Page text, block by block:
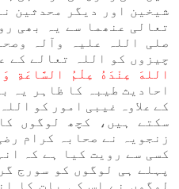
شیخین اور دیگر محدثین
تعالی عنھما سے یہ بھی
صلی اللہ علیہ وآلہ
چیزوں کو اللہ تعالے کے
اللهَ عِنْدَهُ عِلْمُ السَّاعَةِ
احادیث طیبہ کا ظاہر یہ
کے علاوہ غیبی امور کو
سکتے ہیں، کچھ لوگوں
زنجویہ نے صحابہ کرام
کسی سے رویت کیا ہے کہ
پہلے ہی لوگوں کو سورج
لوگوں نے اس کی بات کا